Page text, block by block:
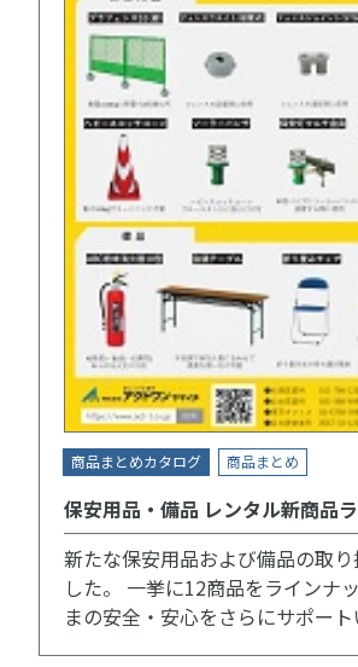
商品まとめカタログ 商品まとめ
保安用品・備品 レンタル新商品
新たな保安用品および備品の取
した。 一挙に12商品をラインナ
まの安全・安心をさらにサポート